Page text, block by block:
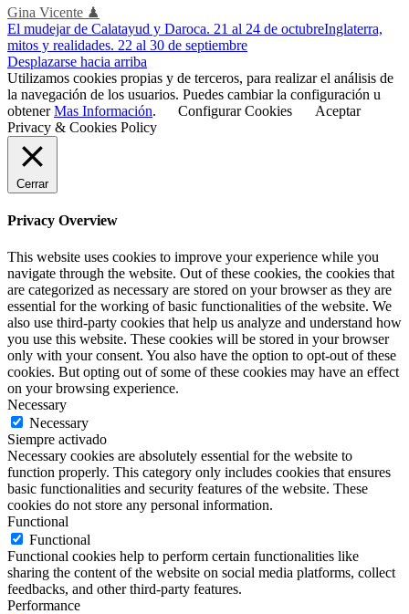
Gina Vicente ♟
El mudejar de Calatayud y Daroca. 21 al 24 de octubreInglaterra,
mitos y realidades. 22 al 30 de septiembre
Desplazarse hacia arriba
Utilizamos cookies propias y de terceros, para realizar el análisis de
la navegación de los usuarios. Puedes cambiar la configuración u
obtenerMas Información. Configurar Cookies
Aceptar
Privacy & Cookies Policy
Cerrar
Privacy Overview
This website uses cookies to improve your experience while you
navigate through the website. Out of these cookies, the cookies that
are categorized as necessary are stored on your browser as they are
essential for the working of basic functionalities of the website. We
also use third-party cookies that help us analyze and understand how
you use this website. These cookies will be stored in your browser
only with your consent. You also have the option to opt-out of these
cookies. But opting out of some of these cookies may have an effect
on your browsing experience.
Necessary
Necessary
Siempre activado
Necessary cookies are absolutely essential for the website to
function properly. This category only includes cookies that ensures
basic functionalities and security features of the website. These
cookies do not store any personal information.
Functional
Functional
Functional cookies help to perform certain functionalities like
sharing the content of the website on social media platforms, collect
feedbacks, and other third-party features.
Performance